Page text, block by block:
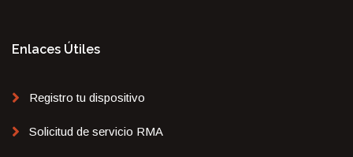
Enlaces Útiles
Registro tu dispositivo
Solicitud de servicio RMA